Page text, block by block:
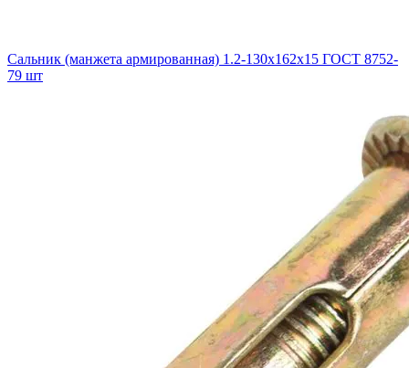
Сальник (манжета армированная) 1.2-130х162х15 ГОСТ 8752-
79 шт